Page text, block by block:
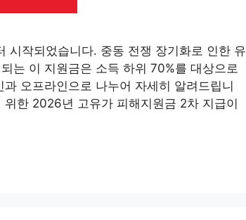
시작되었습니다. 중동 전쟁 장기화로 인한 유
는 이 지원금은 소득 하위 70%를 대상으로
오프라인으로 나누어 자세히 알려드립니
한 2026년 고유가 피해지원금 2차 지급이